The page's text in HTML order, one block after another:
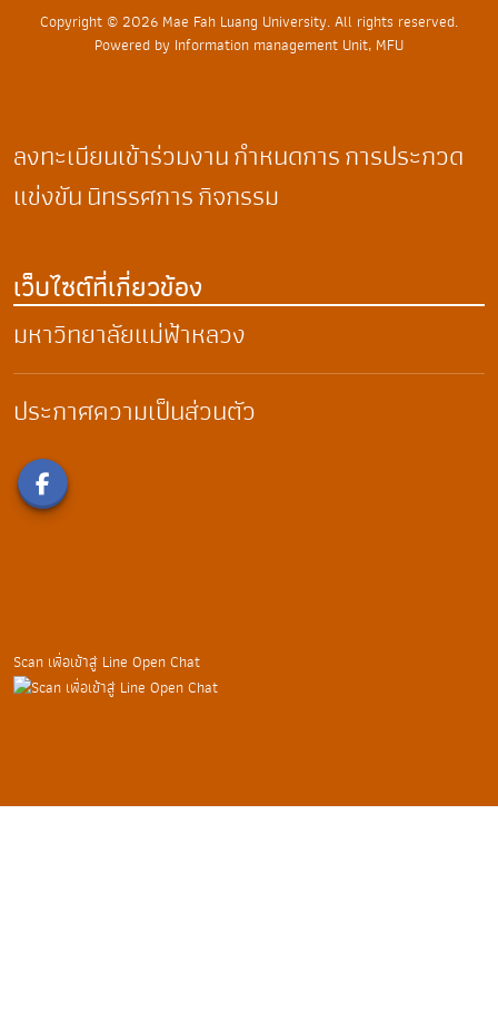
Copyright © 2026 Mae Fah Luang University. All rights reserved.
Powered by Information management Unit, MFU
ลงทะเบียนเข้าร่วมงานกำหนดการการประกวด
แข่งขันนิทรรศการกิจกรรม
เว็บไซต์ที่เกี่ยวข้อง
มหาวิทยาลัยแม่ฟ้าหลวง
ประกาศความเป็นส่วนตัว
Scan เพื่อเข้าสู่ Line Open Chat